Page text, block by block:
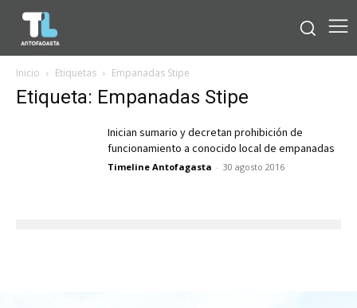
Inicio Etiquetas Empanadas Stipe
Etiqueta: Empanadas Stipe
Inician sumario y decretan prohibición de
funcionamiento a conocido local de empanadas
Timeline Antofagasta - 30 agosto 2016